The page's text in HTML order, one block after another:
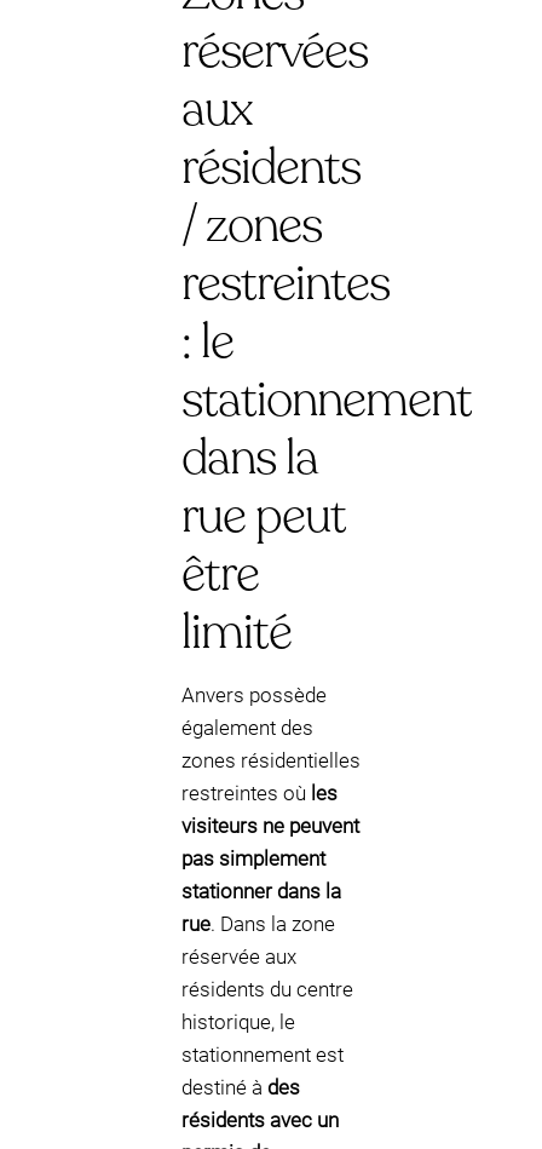
réservées
aux
résidents
/ zones
restreintes
: le
stationnement
dans la
rue peut
être
limité
Anvers possède
également des
zones résidentielles
restreintes où les
visiteurs ne peuvent
pas simplement
stationner dans la
rue. Dans la zone
réservée aux
résidents du centre
historique, le
stationnement est
destiné à des
résidents avec un